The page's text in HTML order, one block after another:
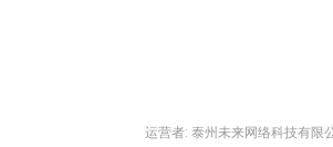
运营者: 泰州未来网络科技有限